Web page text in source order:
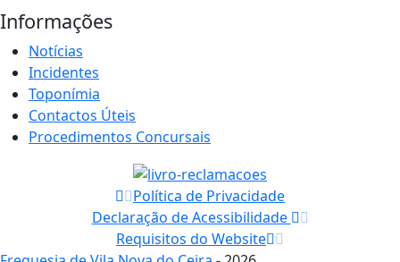
Informações
Notícias
Incidentes
Toponímia
Contactos Úteis
Procedimentos Concursais
Política de Privacidade
Declaração de Acessibilidade
Requisitos do Website